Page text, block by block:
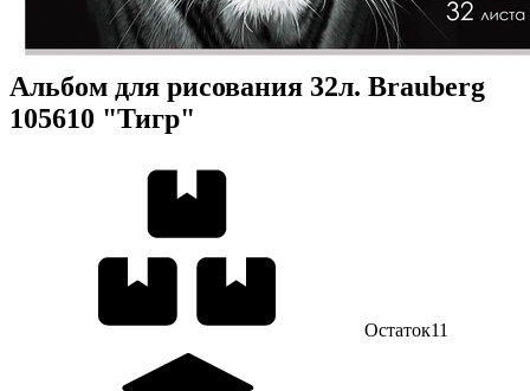
Альбом для рисования 32л. Brauberg
105610 "Тигр"
Остаток11